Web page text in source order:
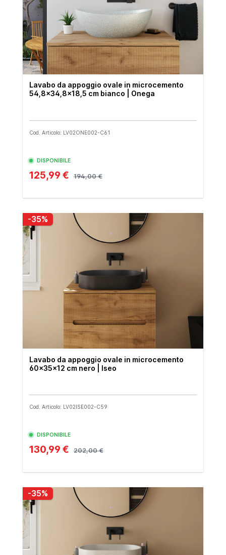
Lavabo da appoggio ovale in microcemento
54,8x34,8x18,5 cm bianco | Onega
Cod. Articolo: LV02ONE002-C61
DISPONIBILE
125,99 € 194,00 €
-35%
Lavabo da appoggio ovale in microcemento
60x35x12 cm nero | Iseo
Cod. Articolo: LV02ISE002-C59
DISPONIBILE
130,99 € 202,00 €
-35%